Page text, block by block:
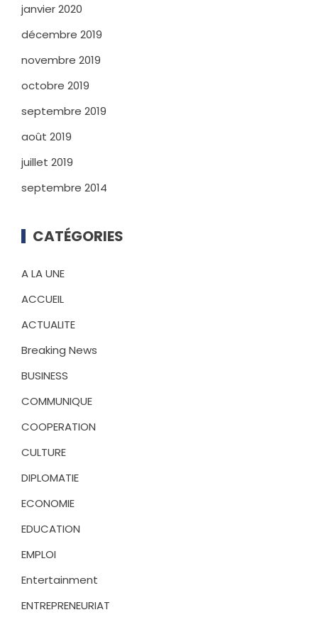
janvier 2020
décembre 2019
novembre 2019
octobre 2019
septembre 2019
août 2019
juillet 2019
septembre 2014
CATÉGORIES
A LA UNE
ACCUEIL
ACTUALITE
Breaking News
BUSINESS
COMMUNIQUE
COOPERATION
CULTURE
DIPLOMATIE
ECONOMIE
EDUCATION
EMPLOI
Entertainment
ENTREPRENEURIAT